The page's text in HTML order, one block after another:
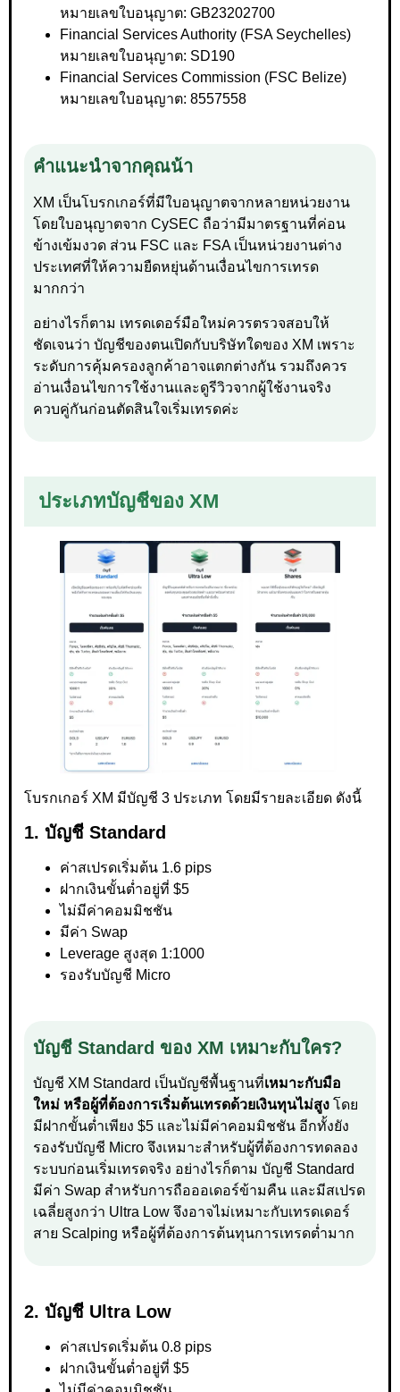
หมายเลขใบอนุญาต: GB23202700
Financial Services Authority (FSA Seychelles)
หมายเลขใบอนุญาต: SD190
Financial Services Commission (FSC Belize)
หมายเลขใบอนุญาต: 8557558
คำแนะนำจากคุณน้า
XM เป็นโบรกเกอร์ที่มีใบอนุญาตจากหลายหน่วยงาน
โดยใบอนุญาตจาก CySEC ถือว่ามีมาตรฐานที่ค่อน
ข้างเข้มงวด ส่วน FSC และ FSA เป็นหน่วยงานต่าง
ประเทศที่ให้ความยืดหยุ่นด้านเงื่อนไขการเทรด
มากกว่า
อย่างไรก็ตาม เทรดเดอร์มือใหม่ควรตรวจสอบให้
ชัดเจนว่า บัญชีของตนเปิดกับบริษัทใดของ XM เพราะ
ระดับการคุ้มครองลูกค้าอาจแตกต่างกัน รวมถึงควร
อ่านเงื่อนไขการใช้งานและดูรีวิวจากผู้ใช้งานจริง
ควบคู่กันก่อนตัดสินใจเริ่มเทรดค่ะ
ประเภทบัญชีของ XM
โบรกเกอร์ XM มีบัญชี 3 ประเภท โดยมีรายละเอียด ดังนี้
1. บัญชี Standard
ค่าสเปรดเริ่มต้น 1.6 pips
ฝากเงินขั้นต่ำอยู่ที่ $5
ไม่มีค่าคอมมิชชัน
มีค่า Swap
Leverage สูงสุด 1:1000
รองรับบัญชี Micro
บัญชี Standard ของ XM เหมาะกับใคร?
บัญชี XM Standard เป็นบัญชีพื้นฐานที่เหมาะกับมือ
ใหม่ หรือผู้ที่ต้องการเริ่มต้นเทรดด้วยเงินทุนไม่สูง โดย
มีฝากขั้นต่ำเพียง $5 และไม่มีค่าคอมมิชชัน อีกทั้งยัง
รองรับบัญชี Micro จึงเหมาะสำหรับผู้ที่ต้องการทดลอง
ระบบก่อนเริ่มเทรดจริง อย่างไรก็ตาม บัญชี Standard
มีค่า Swap สำหรับการถือออเดอร์ข้ามคืน และมีสเปรด
เฉลี่ยสูงกว่า Ultra Low จึงอาจไม่เหมาะกับเทรดเดอร์
สาย Scalping หรือผู้ที่ต้องการต้นทุนการเทรดต่ำมาก
2. บัญชี Ultra Low
ค่าสเปรดเริ่มต้น 0.8 pips
ฝากเงินขั้นต่ำอยู่ที่ $5